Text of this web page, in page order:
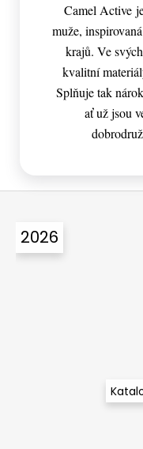
Camel Active
muže,
krajů. Ve
kvalitní
Splňuje tak
ať už jsou
Z
2026